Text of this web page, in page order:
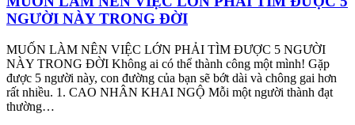
NGƯỜI NÀY TRONG ĐỜI
MUỐN LÀM NÊN VIỆC LỚN PHẢI TÌM ĐƯỢC 5 NGƯỜI
NÀY TRONG ĐỜI Không ai có thể thành công một mình! Gặp
được 5 người này, con đường của bạn sẽ bớt dài và chông gai hơn
rất nhiều. 1. CAO NHÂN KHAI NGỘ Mỗi một người thành đạt
thường…